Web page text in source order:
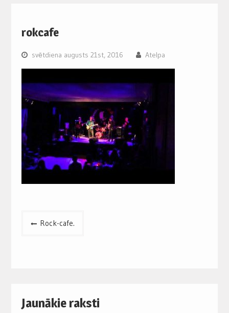
rokcafe
svētdiena augusts 21st, 2016 Atelpa
PostRock-cafe.
Jaunākie raksti